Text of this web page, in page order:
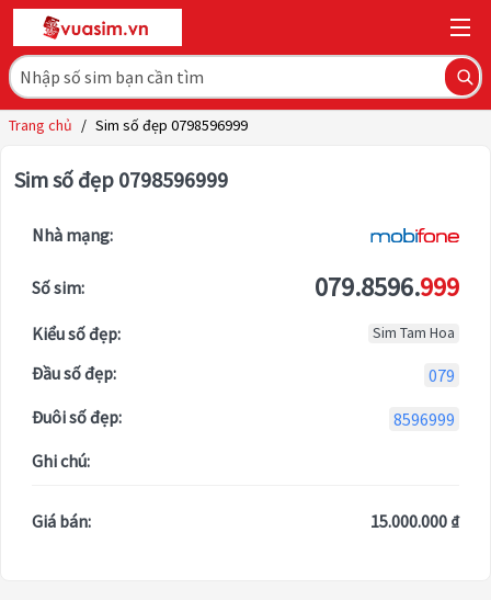
Trang chủ / Sim số đẹp 0798596999
Sim số đẹp 0798596999
Nhà mạng:
Số sim: 079.8596.999
Kiểu số đẹp: Sim Tam Hoa
Đầu số đẹp:
079
Đuôi số đẹp:
8596999
Ghi chú:
Giá bán: 15.000.000 ₫